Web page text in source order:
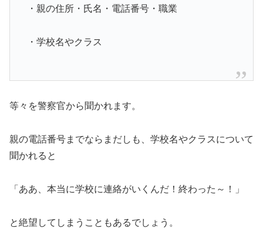
・親の住所・氏名・電話番号・職業
・学校名やクラス
等々を警察官から聞かれます。
親の電話番号までならまだしも、学校名やクラスについて
聞かれると
「ああ、本当に学校に連絡がいくんだ！終わった～！」
と絶望してしまうこともあるでしょう。